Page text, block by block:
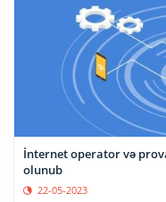
İnternet operator və
olunub
22-05-2023